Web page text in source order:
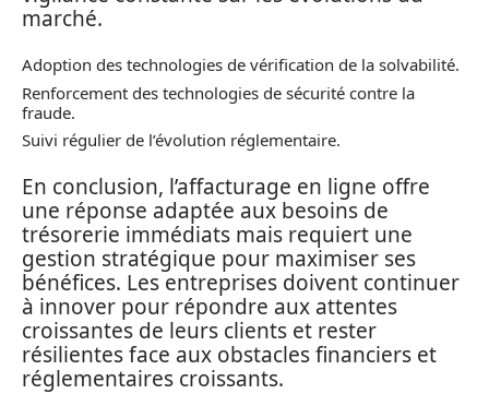
marché.
Adoption des technologies de vérification de la solvabilité.
Renforcement des technologies de sécurité contre la
fraude.
Suivi régulier de l’évolution réglementaire.
En conclusion, l’affacturage en ligne offre
une réponse adaptée aux besoins de
trésorerie immédiats mais requiert une
gestion stratégique pour maximiser ses
bénéfices. Les entreprises doivent continuer
à innover pour répondre aux attentes
croissantes de leurs clients et rester
résilientes face aux obstacles financiers et
réglementaires croissants.